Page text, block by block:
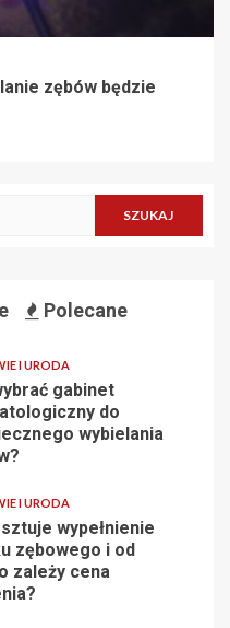
zębów będzie
Polecane
I URODA
gabinet
do
wybielania
I URODA
wypełnienie
zębowego i od
zależy cena